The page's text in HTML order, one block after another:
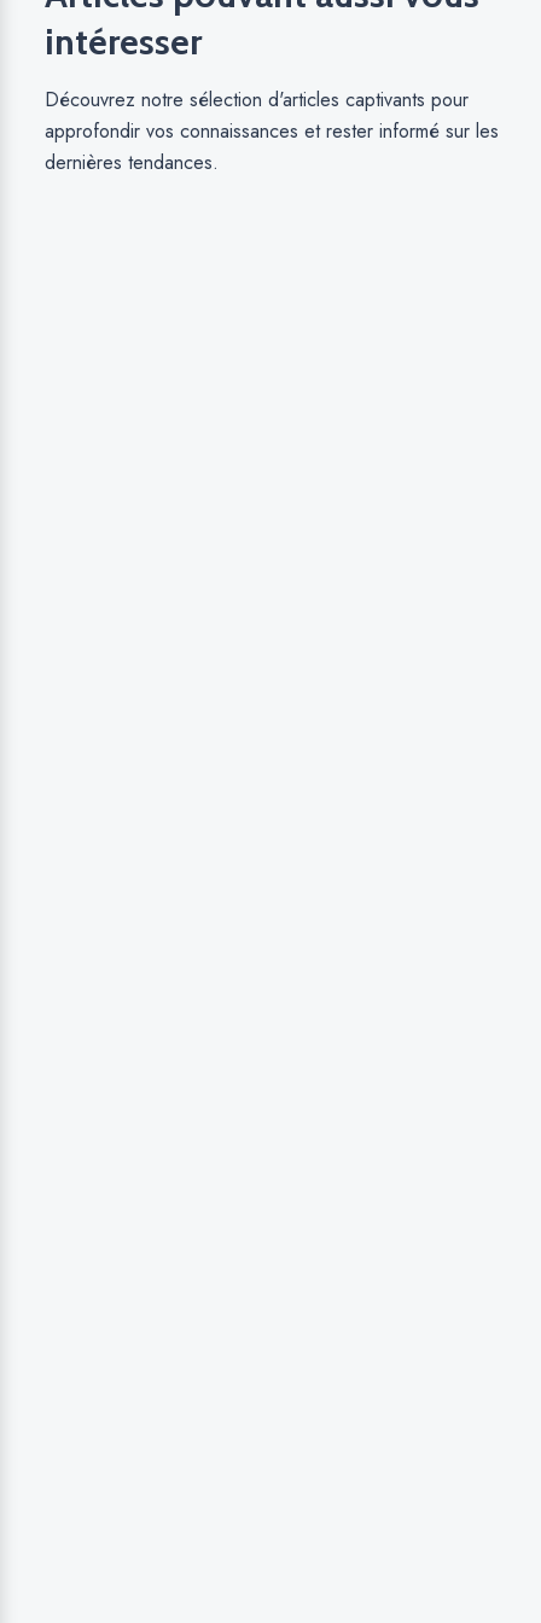
intéresser
Découvrez notre sélection d'articles captivants pour
approfondir vos connaissances et rester informé sur les
dernières tendances.